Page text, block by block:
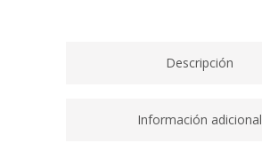
Descripción
Información adicional